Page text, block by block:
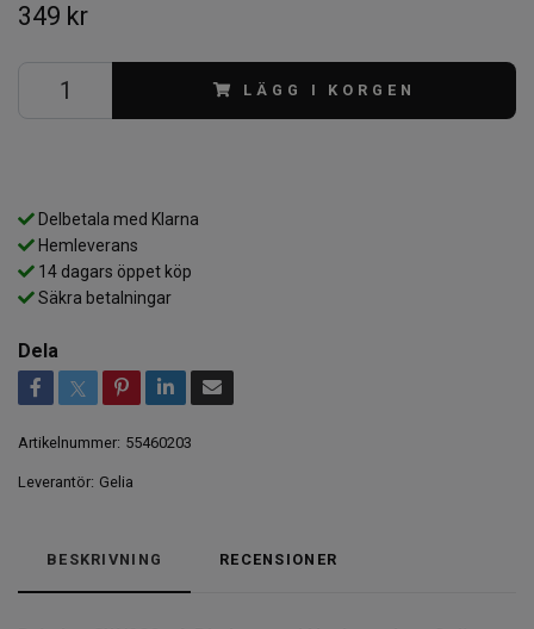
349 kr
LÄGG I KORGEN
Delbetala med Klarna
Hemleverans
14 dagars öppet köp
Säkra betalningar
Dela
Artikelnummer: 55460203
Leverantör: Gelia
BESKRIVNING RECENSIONER